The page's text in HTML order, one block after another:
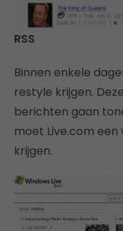
RSS
Binnen enkele
restyle krijgen.
berichten gaan
moet Live.com
krijgen.